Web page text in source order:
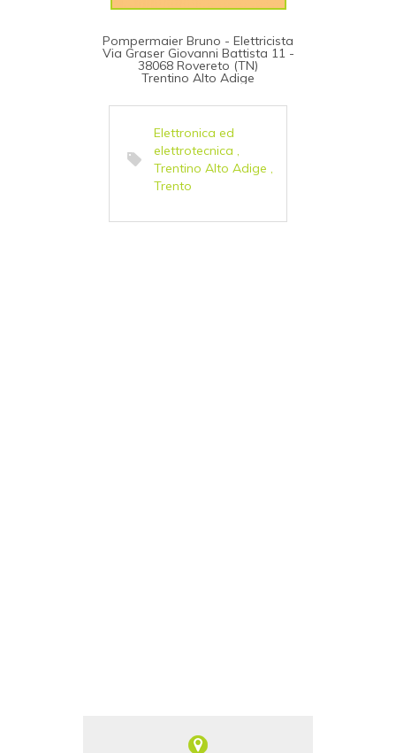
Pompermaier Bruno - Elettricista
Via Graser Giovanni Battista 11 -
38068 Rovereto (TN)
Trentino Alto Adige
Elettronica ed
elettrotecnica ,
Trentino Alto Adige ,
Trento